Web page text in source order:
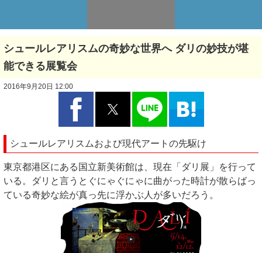
シュールレアリスムの奇妙な世界へ ダリの妙技が堪
能できる展覧会
2016年9月20日 12:00
シュールレアリスムおよび現代アートの先駆け
東京都港区にある国立新美術館は、現在「ダリ展」を行って
いる。ダリと言うとぐにゃぐにゃに曲がった時計が散らばっ
ている奇妙な絵が真っ先に浮かぶ人が多いだろう。